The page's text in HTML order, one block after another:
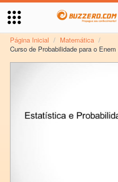
Página Inicial / Matemática /
Curso de Probabilidade para o